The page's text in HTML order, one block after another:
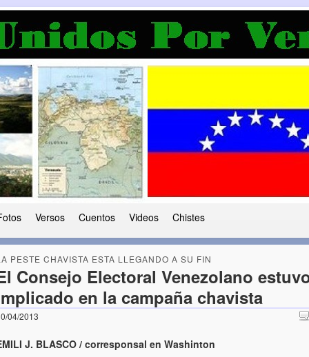
Democracia
le ha caido a esta tierra
Versos Cuentos Videos Chistes
PESTE CHAVISTA ESTA LLEGANDO A SU FIN
Consejo Electoral Venezolano
en la campaña chavista
04/2013
J. BLASCO / corresponsal en Washinton